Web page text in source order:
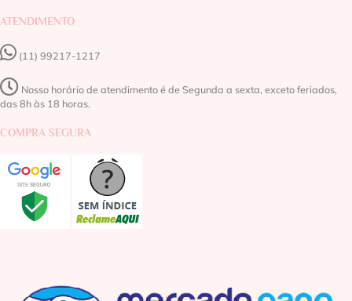
ATENDIMENTO
(11) 99217-1217‬
Nosso horário de atendimento é de Segunda a sexta, exceto feriados,
das 8h às 18 horas.
COMPRA SEGURA